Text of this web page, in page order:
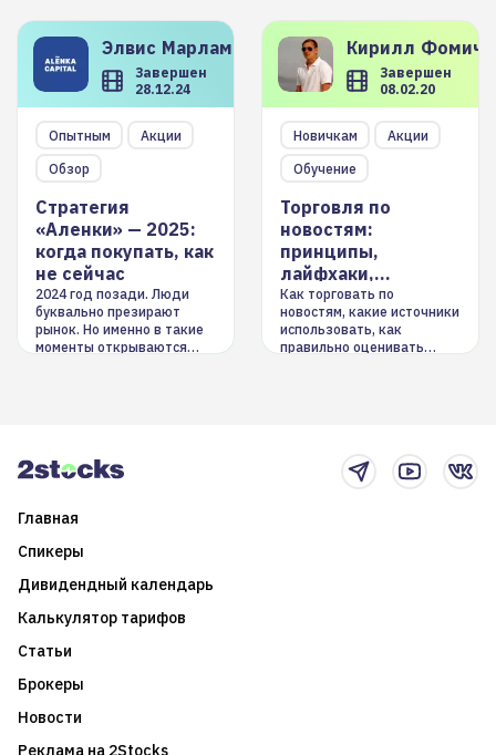
Элвис Марламов
Завершен
28.12.24
Опытным
Акции
Обзор
Стратегия
«Аленки» — 2025:
когда покупать, как
не сейчас
2024 год позади. Люди
буквально презирают
рынок. Но именно в такие
моменты открываются
Кирилл
Завершен
08.02.20
Новичкам
Акции
Обучение
Торговля по
новостям:
принципы,
лайфхаки,
инструменты
Как торговать по
новостям, какие источники
использовать, как
правильно оценивать
Главная
Спикеры
Дивидендный календарь
Калькулятор тарифов
Статьи
Брокеры
Новости
Реклама на 2Stocks